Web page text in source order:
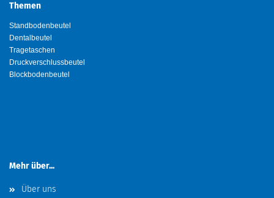
Themen
Standbodenbeutel
Dentalbeutel
Tragetaschen
Druckverschlussbeutel
Blockbodenbeutel
Mehr über...
Über uns